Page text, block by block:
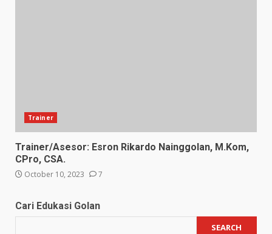
Trainer
Trainer/Asesor: Esron Rikardo Nainggolan, M.Kom,
CPro, CSA.
October 10, 2023 7
Cari Edukasi Golan
SEARCH